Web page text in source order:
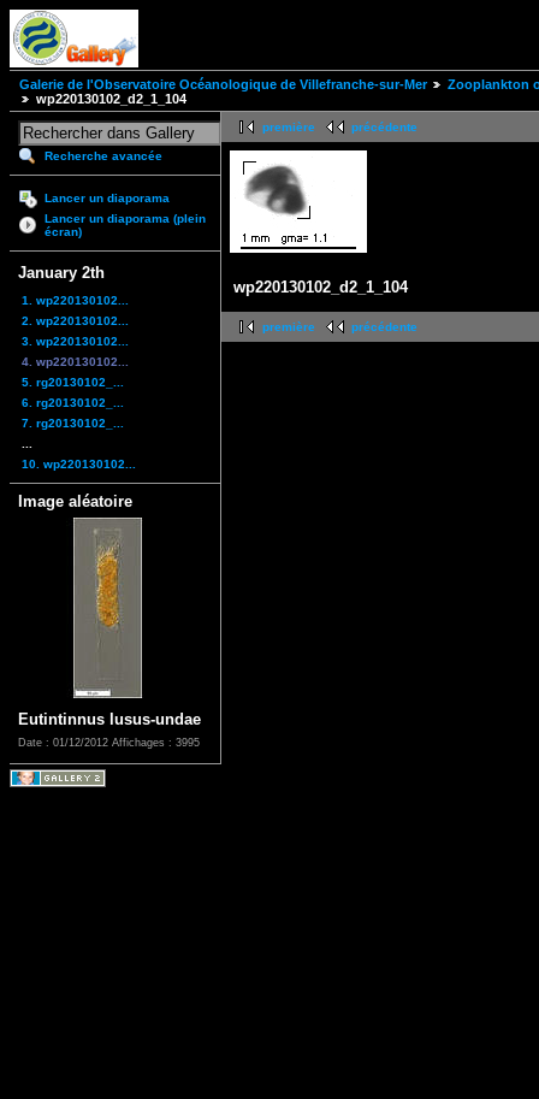
Galerie de l'Observatoire Océanologique de Villefranche-sur-Mer
Zooplankton
wp220130102_d2_1_104
Recherche avancée
Lancer un diaporama
Lancer un diaporama (plein
écran)
January 2th
1. wp220130102...
2. wp220130102...
3. wp220130102...
4. wp220130102...
5. rg20130102_...
6. rg20130102_...
7. rg20130102_...
10. wp220130102...
Image aléatoire
Eutintinnus lusus-undae
Date : 01/12/2012 Affichages : 3995
première précédente
wp220130102_d2_1_104
première précédente